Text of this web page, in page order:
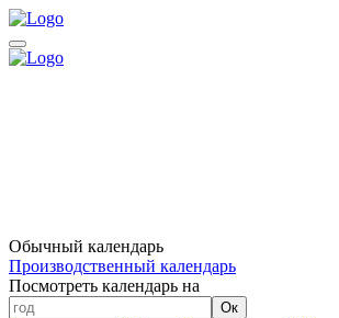
Обычный календарь
Производственный календарь
Посмотреть календарь на
Ок